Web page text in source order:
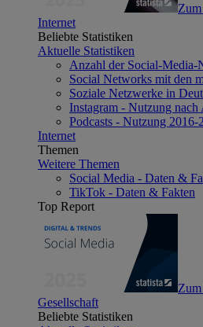
Internet
Beliebte Statistiken
Aktuelle Statistiken
Anzahl der Social-
Social Networks mit den
Soziale Netzwerke in
Instagram - Nutzung
Podcasts - Nutzung 2016-
Internet
Themen
Weitere Themen
Social Media - Daten &
TikTok - Daten & Fakten
Top Report
Gesellschaft
Beliebte Statistiken